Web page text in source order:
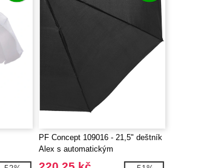
PF Concept 109016 - 21,5" deštník
Alex s automatickým
otvíráním/skládáním